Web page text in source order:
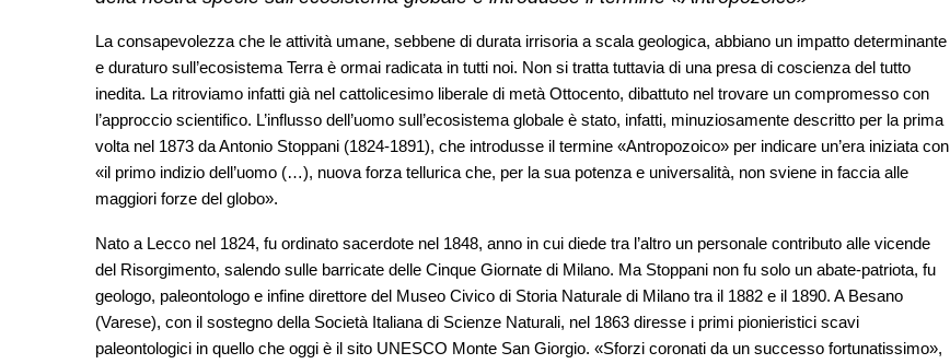
La consapevolezza che le attività umane, sebbene di durata irrisoria a scala geologica, abbiano un impatto determinante
e duraturo sull’ecosistema Terra è ormai radicata in tutti noi. Non si tratta tuttavia di una presa di coscienza del tutto
inedita. La ritroviamo infatti già nel cattolicesimo liberale di metà Ottocento, dibattuto nel trovare un compromesso con
l’approccio scientifico. L’influsso dell’uomo sull’ecosistema globale è stato, infatti, minuziosamente descritto per la prima
volta nel 1873 da Antonio Stoppani (1824-1891), che introdusse il termine «Antropozoico» per indicare un’era iniziata con
«il primo indizio dell’uomo (…), nuova forza tellurica che, per la sua potenza e universalità, non sviene in faccia alle
maggiori forze del globo».
Nato a Lecco nel 1824, fu ordinato sacerdote nel 1848, anno in cui diede tra l’altro un personale contributo alle vicende
del Risorgimento, salendo sulle barricate delle Cinque Giornate di Milano. Ma Stoppani non fu solo un abate-patriota, fu
geologo, paleontologo e infine direttore del Museo Civico di Storia Naturale di Milano tra il 1882 e il 1890. A Besano
(Varese), con il sostegno della Società Italiana di Scienze Naturali, nel 1863 diresse i primi pionieristici scavi
paleontologici in quello che oggi è il sito UNESCO Monte San Giorgio. «Sforzi coronati da un successo fortunatissimo»,